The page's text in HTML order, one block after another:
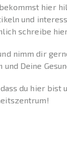
bekommst hier
und
schreibe
nimm dir
und Deine
du hier